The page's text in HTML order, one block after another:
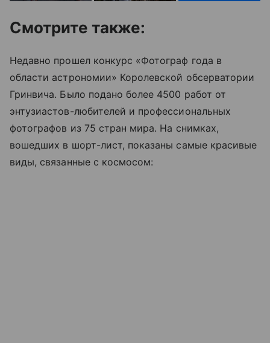
Смотрите также:
Недавно прошел конкурс «Фотограф года в
области астрономии» Королевской обсерватории
Гринвича. Было подано более 4500 работ от
энтузиастов-любителей и профессиональных
фотографов из 75 стран мира. На снимках,
вошедших в шорт-лист, показаны самые красивые
виды, связанные с космосом: